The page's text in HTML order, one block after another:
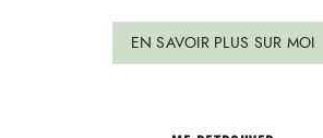
EN SAVOIR PLUS SUR MOI